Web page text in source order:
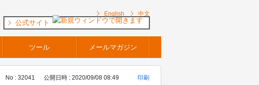
English 中文
ツール メールマガジン
公式サイト
No : 32041 公開日時 : 2020/09/08 08:49 印刷